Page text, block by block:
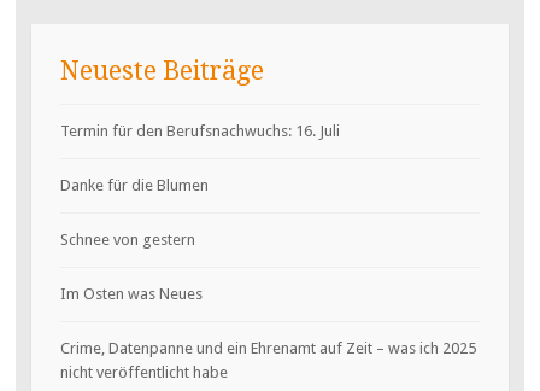
Neueste Beiträge
Termin für den Berufsnachwuchs: 16. Juli
Danke für die Blumen
Schnee von gestern
Im Osten was Neues
Crime, Datenpanne und ein Ehrenamt auf Zeit – was ich 2025
nicht veröffentlicht habe